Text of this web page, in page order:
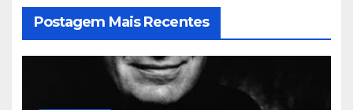
Postagem Mais Recentes